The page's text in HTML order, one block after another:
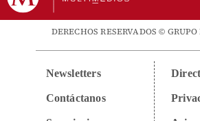
DERECHOS RESERVADOS ©
Newsletters
Contáctanos